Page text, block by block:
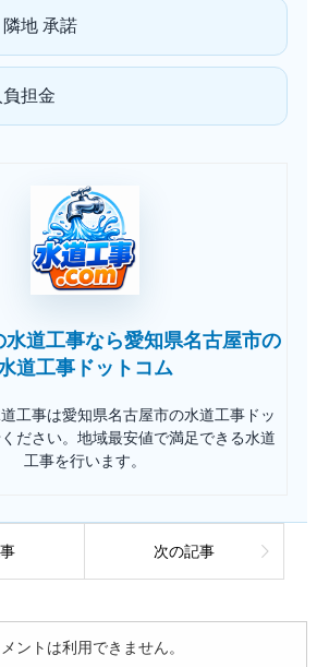
地 承諾
担金
水道工事なら愛知県名古屋市の
道工事ドットコム
工事は愛知県名古屋市の水道工事ドッ
ださい。地域最安値で満足できる水道
工事を行います。
次の記事
ントは利用できません。